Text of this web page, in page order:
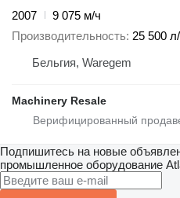
2007
9 075 м/ч
Производительность 25 500
Бельгия, Waregem
Machinery Resale
Подпишитесь на новые
промышленное оборудование